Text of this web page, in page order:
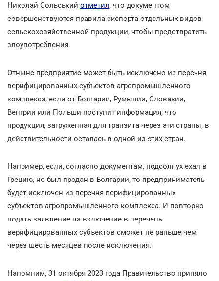
Николай Сольський отметил, что документом
совершенствуются правила экспорта отдельных видов
сельскохозяйственной продукции, чтобы предотвратить
злоупотребления.
Отныне предприятие может быть исключено из перечня
верифицированных субъектов агропромышленного
комплекса, если от Болгарии, Румынии, Словакии,
Венгрии или Польши поступит информация, что
продукция, загруженная для транзита через эти страны, в
действительности осталась в одной из этих стран.
Например, если, согласно документам, подсолнух ехал в
Грецию, но был продан в Болгарии, то предприниматель
будет исключен из перечня верифицированных
субъектов агропромышленного комплекса. И повторно
подать заявление на включение в перечень
верифицированных субъектов сможет не раньше чем
через шесть месяцев после исключения.
Напомним, 31 октября 2023 года Правительство приняло